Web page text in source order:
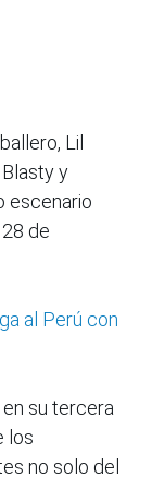
Lil
y
escenario
de
al Perú con
en su tercera
los
no solo del